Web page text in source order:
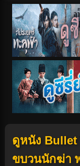
ดูหนัง Bullet
ขบวนนักฆ่า